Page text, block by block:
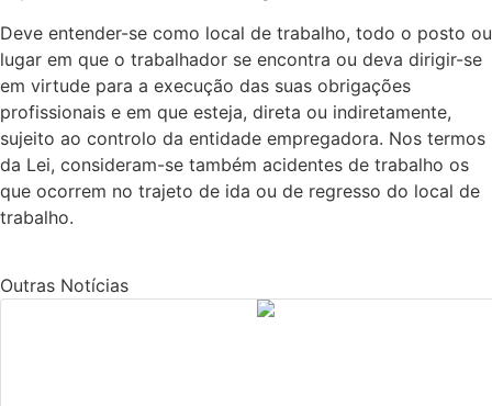
Deve entender-se como local de trabalho, todo o posto ou
lugar em que o trabalhador se encontra ou deva dirigir-se
em virtude para a execução das suas obrigações
profissionais e em que esteja, direta ou indiretamente,
sujeito ao controlo da entidade empregadora. Nos termos
da Lei, consideram-se também acidentes de trabalho os
que ocorrem no trajeto de ida ou de regresso do local de
trabalho.
Outras Notícias